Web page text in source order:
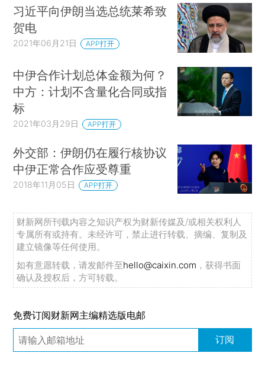
习近平向伊朗当选总统莱希致
贺电
2021年06月21日 APP打开
中伊合作计划总体金额为何？
中方：计划不含量化合同或指
标
2021年03月29日 APP打开
外交部：伊朗仍在履行核协议
中伊正常合作应受尊重
2018年11月05日 APP打开
财新网所刊载内容之知识产权为财新传媒及/或相关权利人
专属所有或持有。未经许可，禁止进行转载、摘编、复制及
建立镜像等任何使用。
如有意愿转载，请发邮件至hello@caixin.com ，获得书面
确认及授权后，方可转载。
免费订阅财新网主编精选版电邮
订阅